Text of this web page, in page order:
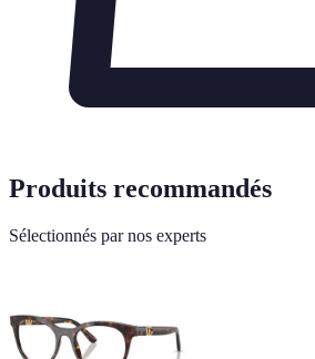
Produits recommandés
Sélectionnés par nos experts